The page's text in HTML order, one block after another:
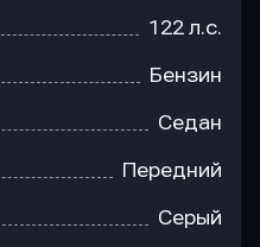
122 л.с.
Бензин
Седан
Передний
Серый